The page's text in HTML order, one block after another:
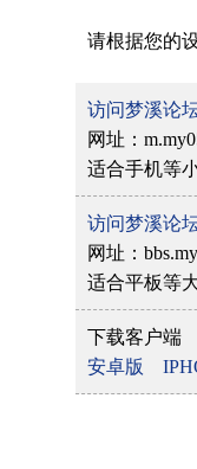
请根据您的
访问梦溪论
网址：
适合手机等
访问梦溪论
网址：
适合平板等
下载客户端
安卓版